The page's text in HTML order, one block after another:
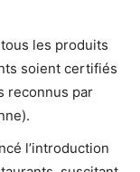
tous les produits
soient certifiés
reconnus par
.
l’introduction